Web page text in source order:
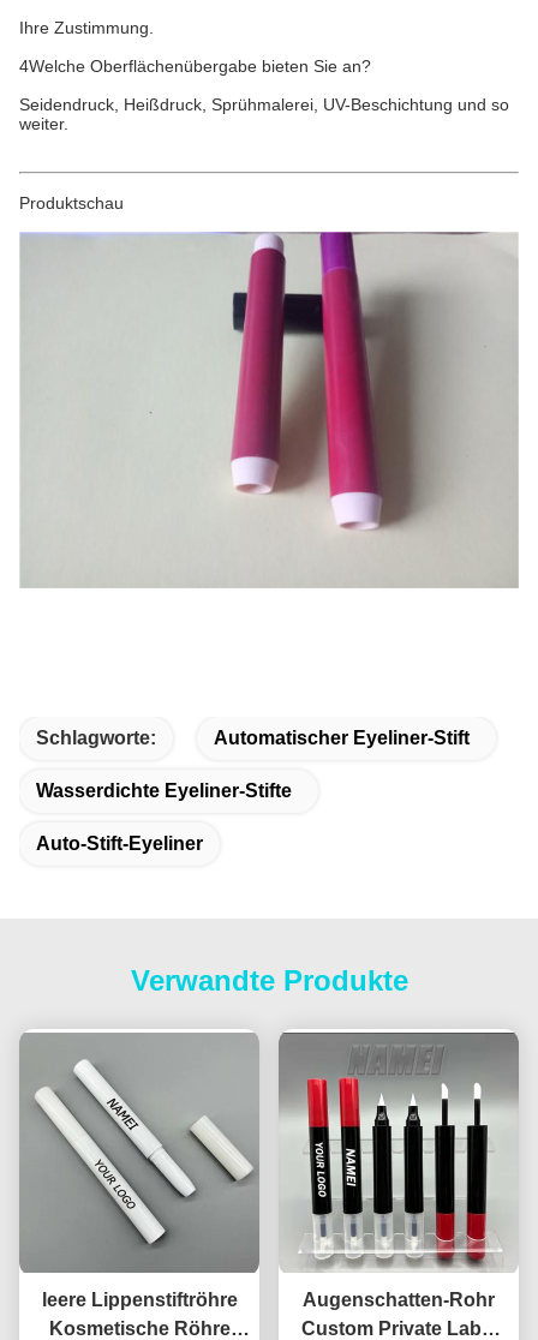
Ihre Zustimmung.
4Welche Oberflächenübergabe bieten Sie an?
Seidendruck, Heißdruck, Sprühmalerei, UV-Beschichtung und so
weiter.
Produktschau
Schlagworte: Automatischer Eyeliner-Stift
Wasserdichte Eyeliner-Stifte
Auto-Stift-Eyeliner
Verwandte Produkte
leere Lippenstiftröhre
Kosmetische Röhre
Augenschatten-Rohr
Custom Private Label